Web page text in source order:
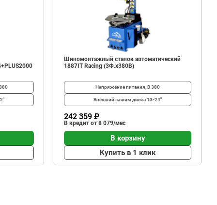
Шиномонтажный станок автоматический
1887IT Racing (3Ф.х380В)
Напряжение питания, В380
Внешний зажим диска13-24"
242 359 ₽
В кредит от 8 079/мес
В корзину
Купить в 1 клик